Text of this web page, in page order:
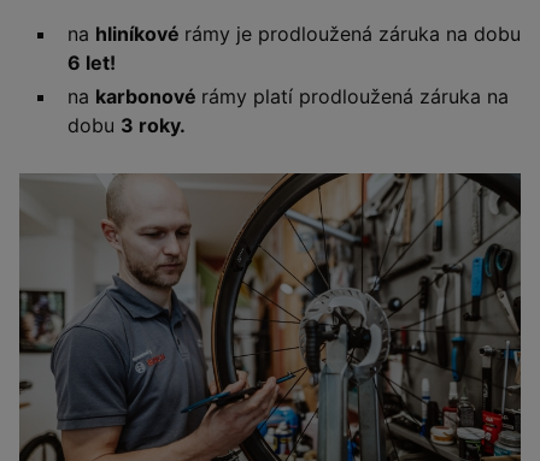
na hliníkové rámy je prodloužená záruka na dobu
6 let!
na karbonové rámy platí prodloužená záruka na
dobu 3 roky.